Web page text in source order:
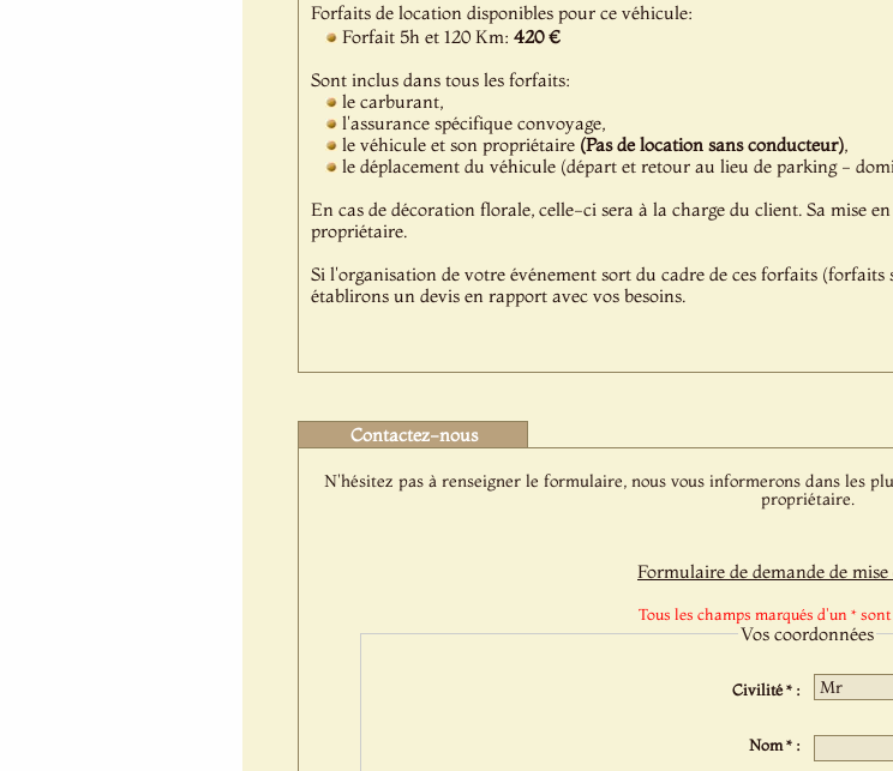
Forfaits de location disponibles pour ce véhicule:
Forfait 5h et 120 Km: 420 €
Sont inclus dans tous les forfaits:
le carburant,
l'assurance spécifique convoyage,
le véhicule et son propriétaire (Pas de location sans conducteur),
le déplacement du véhicule (départ et retour au lieu de parking -
En cas de décoration florale, celle-ci sera à la charge du client. Sa mise
propriétaire.
Si l'organisation de votre événement sort du cadre de ces forfaits
établirons un devis en rapport avec vos besoins.
Contactez-nous
N'hésitez pas à renseigner le formulaire, nous vous informerons dans les
propriétaire.
Formulaire de demande de
Tous les champs marqués d'un *
Vos coordonnées
Civilité * :
Nom * :